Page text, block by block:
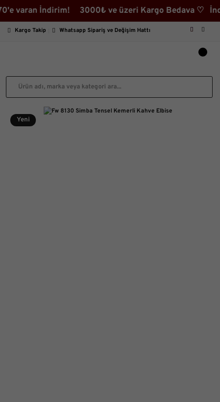
İndirim! 3000₺ ve üzeri Kargo Bedava ♡
Kargo Takip Whatsapp Sipariş ve Değişim Hattı
Yeni